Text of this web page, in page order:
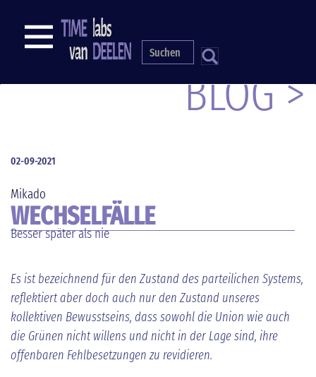
S
NAVIGATION
BLOG >
Mikado
WECHSELFÄLLE
Besser später als nie
02-09-2021
Es ist bezeichnend für den Zustand des parteilichen Systems,
reflektiert aber doch auch nur den Zustand unseres
kollektiven Bewusstseins, dass sowohl die Union wie auch
die Grünen nicht willens und nicht in der Lage sind, ihre
offenbaren Fehlbesetzungen zu revidieren.